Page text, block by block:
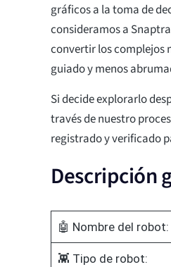
gráficos a la toma de
consideramos a
convertir los complejos
guiado y menos
Si decide explorarlo
través de nuestro
registrado y verificado
Descripción
🤖 Nombre del robot:
👾 Tipo de robot: